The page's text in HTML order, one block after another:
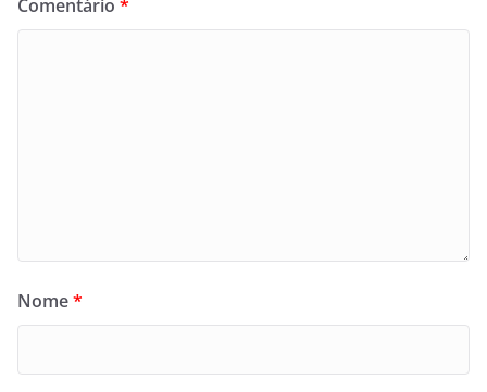
Comentário *
Nome*